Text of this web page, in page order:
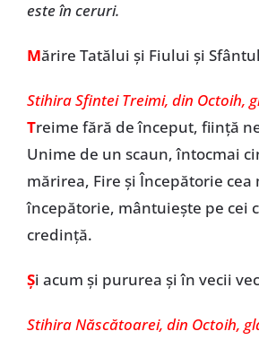
este în ceruri.
Mărire Tatălui și Fiului și
Stihira Sfintei Treimi, din Octoih,
Treime fără de început, ființă
Unime de un scaun, întocmai
mărirea, Fire și Începătorie cea
începătorie, mântuiește pe cei
credință.
Și acum și pururea și în vecii
Stihira Născătoarei, din Octoih,